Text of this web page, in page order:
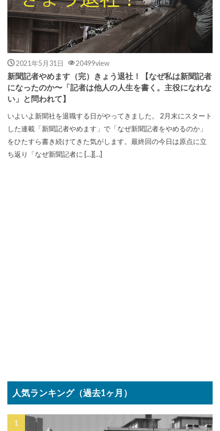
2021年5月31日 20499view
新聞記者やめます（完）きょう退社！【なぜ私は新聞記者
になったのか〜「記者は他人の人生を書く。主役になれな
い」と問われて】
いよいよ新聞社を退職する日がやってきました。 2月末にスタート
した連載「新聞記者やめます」で「なぜ新聞記者をやめるのか」
をひたすら書き続けてきた気がします。最終回の今日は原点に立
ち返り「なぜ新聞記者に […][…]
人気ランキング（過去1ヶ月）